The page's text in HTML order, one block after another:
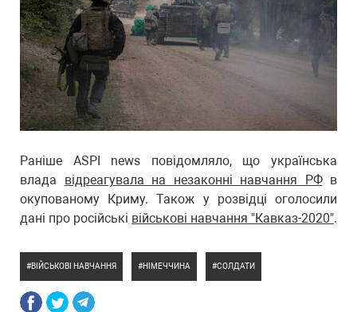
Раніше ASPI news повідомляло, що українська
влада відреагувала на незаконні навчання РФв
окупованому Криму. Також у розвідці оголосили
дані про російські військові навчання "Кавказ-2020".
ВІЙСЬКОВІ НАВЧАННЯ НІМЕЧЧИНА СОЛДАТИ